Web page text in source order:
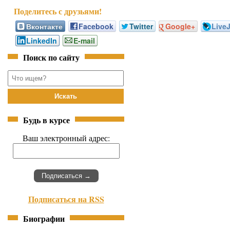
Вконтакте Facebook Twitter Google+
LinkedIn
E-mail
Поиск по сайту
Будь в курсе
Ваш электронный адрес:
Подписаться на RSS
Биографии